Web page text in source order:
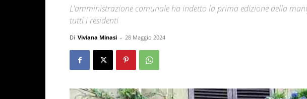
L'amministrazione comunale ha indetto la prima edizione della
tutti i residenti
Di Viviana Minasi - 28 Maggio 2024